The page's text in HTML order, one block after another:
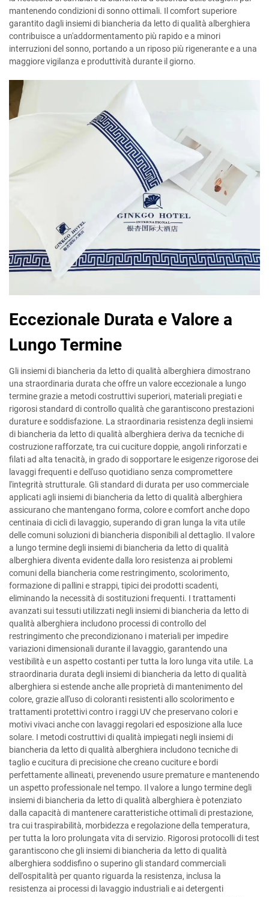
mantenendo condizioni di sonno ottimali. Il comfort superiore
garantito dagli insiemi di biancheria da letto di qualità alberghiera
contribuisce a un'addormentamento più rapido e a minori
interruzioni del sonno, portando a un riposo più rigenerante e a una
maggiore vigilanza e produttività durante il giorno.
Eccezionale Durata e Valore a
Lungo Termine
Gli insiemi di biancheria da letto di qualità alberghiera dimostrano
una straordinaria durata che offre un valore eccezionale a lungo
termine grazie a metodi costruttivi superiori, materiali pregiati e
rigorosi standard di controllo qualità che garantiscono prestazioni
durature e soddisfazione. La straordinaria resistenza degli insiemi
di biancheria da letto di qualità alberghiera deriva da tecniche di
costruzione rafforzate, tra cui cuciture doppie, angoli rinforzati e
filati ad alta tenacità, in grado di sopportare le esigenze rigorose dei
lavaggi frequenti e dell'uso quotidiano senza compromettere
l'integrità strutturale. Gli standard di durata per uso commerciale
applicati agli insiemi di biancheria da letto di qualità alberghiera
assicurano che mantengano forma, colore e comfort anche dopo
centinaia di cicli di lavaggio, superando di gran lunga la vita utile
delle comuni soluzioni di biancheria disponibili al dettaglio. Il valore
a lungo termine degli insiemi di biancheria da letto di qualità
alberghiera diventa evidente dalla loro resistenza ai problemi
comuni della biancheria come restringimento, scolorimento,
formazione di pallini e strappi, tipici dei prodotti scadenti,
eliminando la necessità di sostituzioni frequenti. I trattamenti
avanzati sui tessuti utilizzati negli insiemi di biancheria da letto di
qualità alberghiera includono processi di controllo del
restringimento che precondizionano i materiali per impedire
variazioni dimensionali durante il lavaggio, garantendo una
vestibilità e un aspetto costanti per tutta la loro lunga vita utile. La
straordinaria durata degli insiemi di biancheria da letto di qualità
alberghiera si estende anche alle proprietà di mantenimento del
colore, grazie all'uso di coloranti resistenti allo scolorimento e
trattamenti protettivi contro i raggi UV che preservano colori e
motivi vivaci anche con lavaggi regolari ed esposizione alla luce
solare. I metodi costruttivi di qualità impiegati negli insiemi di
biancheria da letto di qualità alberghiera includono tecniche di
taglio e cucitura di precisione che creano cuciture e bordi
perfettamente allineati, prevenendo usure premature e mantenendo
un aspetto professionale nel tempo. Il valore a lungo termine degli
insiemi di biancheria da letto di qualità alberghiera è potenziato
dalla capacità di mantenere caratteristiche ottimali di prestazione,
tra cui traspirabilità, morbidezza e regolazione della temperatura,
per tutta la loro prolungata vita di servizio. Rigorosi protocolli di test
garantiscono che gli insiemi di biancheria da letto di qualità
alberghiera soddisfino o superino gli standard commerciali
dell'ospitalità per quanto riguarda la resistenza, inclusa la
resistenza ai processi di lavaggio industriali e ai detergenti